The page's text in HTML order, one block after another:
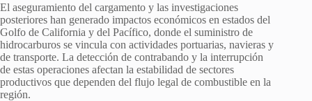
El aseguramiento del cargamento y las investigaciones
posteriores han generado impactos económicos en estados del
Golfo de California y del Pacífico, donde el suministro de
hidrocarburos se vincula con actividades portuarias, navieras y
de transporte. La detección de contrabando y la interrupción
de estas operaciones afectan la estabilidad de sectores
productivos que dependen del flujo legal de combustible en la
región.